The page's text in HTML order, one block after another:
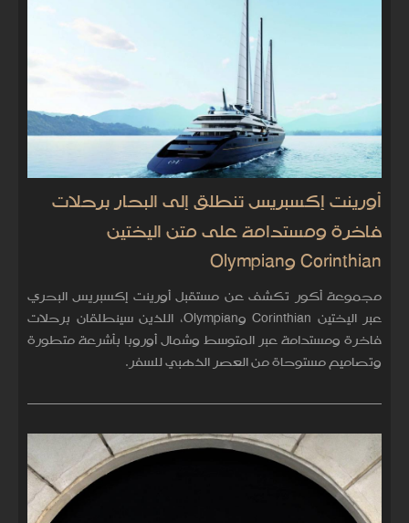
أورينت إكسبريس تنطلق إلى البحار برحلات
فاخرة ومستدامة على متن اليختين
Corinthian وOlympian
مجموعة أكور تكشف عن مستقبل أورينت إكسبريس البحري
عبر اليختين Corinthian وOlympian، اللذين سينطلقان برحلات
فاخرة ومستدامة عبر المتوسط وشمال أوروبا بأشرعة متطورة
وتصاميم مستوحاة من العصر الذهبي للسفر.